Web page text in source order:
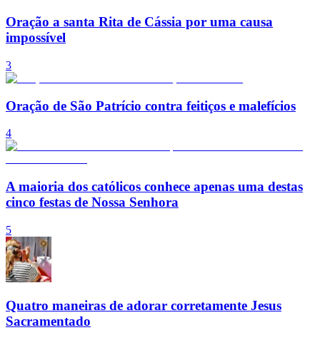
Oração a santa Rita de Cássia por uma causa
impossível
3
Oração de São Patrício contra feitiços e malefícios
4
A maioria dos católicos conhece apenas uma destas
cinco festas de Nossa Senhora
5
Quatro maneiras de adorar corretamente Jesus
Sacramentado